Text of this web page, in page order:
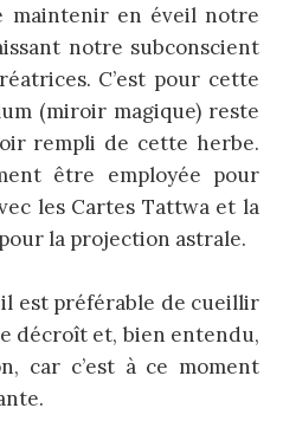
maintenir en éveil notre
notre subconscient
C’est pour cette
(miroir magique) reste
rempli de cette herbe.
être employée pour
les Cartes Tattwa et la
la projection astrale.
est préférable de cueillir
décroît et, bien entendu,
car c’est à ce moment